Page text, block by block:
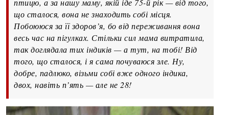
птицю, а за нашу маму, якій іде 75-й рік — від того,
що сталося, вона не знаходить собі місця.
Побоююся за її здоров’я, бо від переживання вона
весь час на пігулках. Стільки сил мама витратила,
так доглядала тих індиків — а тут, на тобі! Від
того, що сталося, і я сама почуваюся зле. Ну,
добре, падлюко, візьми собі вже одного індика,
двох, навіть п’ять — але не 28!